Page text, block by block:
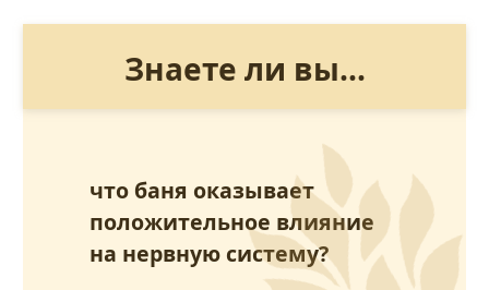
Знаете ли вы...
что баня оказывает
положительное влияние
на нервную систему?